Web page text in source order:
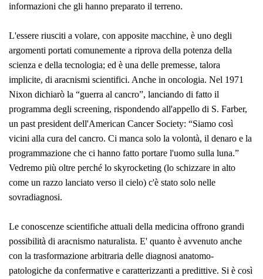
informazioni che gli hanno preparato il terreno.
L'essere riusciti a volare, con apposite macchine, è uno degli
argomenti portati comunemente a riprova della potenza della
scienza e della tecnologia; ed è una delle premesse, talora
implicite, di aracnismi scientifici. Anche in oncologia. Nel 1971
Nixon dichiarò la “guerra al cancro”, lanciando di fatto il
programma degli screening, rispondendo all'appello di S. Farber,
un past president dell'American Cancer Society: “Siamo così
vicini alla cura del cancro. Ci manca solo la volontà, il denaro e la
programmazione che ci hanno fatto portare l'uomo sulla luna.”
Vedremo più oltre perché lo skyrocketing (lo schizzare in alto
come un razzo lanciato verso il cielo) c'è stato solo nelle
sovradiagnosi.
Le conoscenze scientifiche attuali della medicina offrono grandi
possibilità di aracnismo naturalista. E' quanto è avvenuto anche
con la trasformazione arbitraria delle diagnosi anatomo-
patologiche da confermative e caratterizzanti a predittive. Si è così